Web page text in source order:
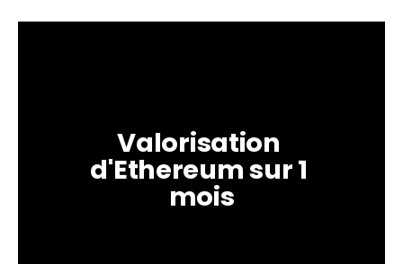
Valorisation
d'Ethereum sur 1
mois